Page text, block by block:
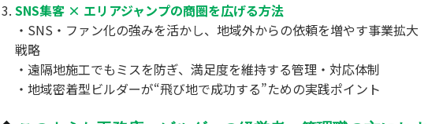
SNS集客 × エリアジャンプの商圏を広げる方法
・SNS・ファン化の強みを活かし、地域外からの依頼を増やす事業拡大
戦略
・遠隔地施工でもミスを防ぎ、満足度を維持する管理・対応体制
・地域密着型ビルダーが“飛び地で成功する”ための実践ポイント